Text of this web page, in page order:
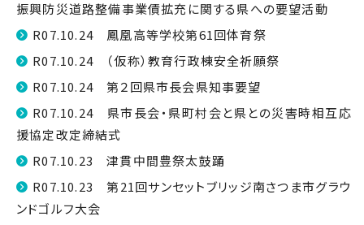
振興防災道路整備事業債拡充に関する県への要望活動
R07.10.24 鳳凰高等学校第61回体育祭
R07.10.24 （仮称）教育行政棟安全祈願祭
R07.10.24 第２回県市長会県知事要望
R07.10.24 県市長会・県町村会と県との災害時相互応
援協定改定締結式
R07.10.23 津貫中間豊祭太鼓踊
R07.10.23 第21回サンセットブリッジ南さつま市グラウ
ンドゴルフ大会